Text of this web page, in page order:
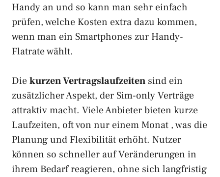
Handy an und so kann man sehr einfach
prüfen, welche Kosten extra dazu kommen,
wenn man ein Smartphones zur Handy-
Flatrate wählt.
Diekurzen Vertragslaufzeiten sind ein
zusätzlicher Aspekt, der Sim-only Verträge
attraktiv macht. Viele Anbieter bieten kurze
Laufzeiten, oft von nur einem Monat , was die
Planung und Flexibilität erhöht. Nutzer
können so schneller auf Veränderungen in
ihrem Bedarf reagieren, ohne sich langfristig